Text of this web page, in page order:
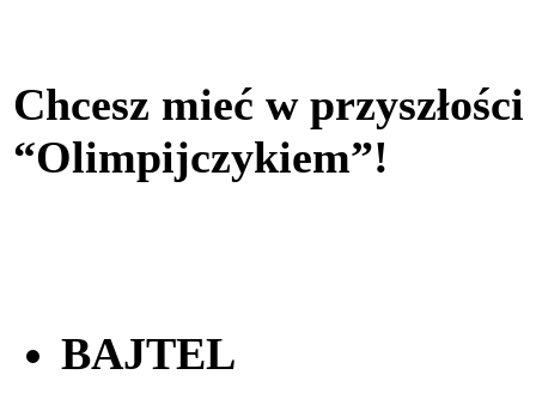
Chcesz mieć w
“Olimpijczykiem”!
BAJTEL